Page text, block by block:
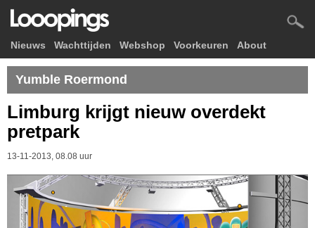
Nieuws Wachttijden Webshop Voorkeuren About
Yumble Roermond
Limburg krijgt nieuw overdekt
pretpark
13-11-2013, 08.08 uur